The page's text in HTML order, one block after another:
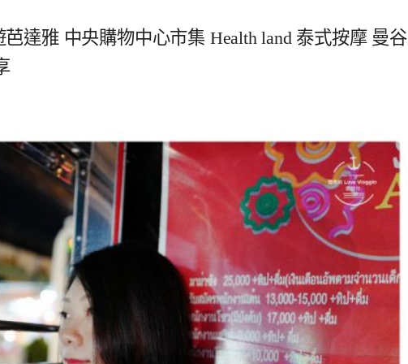
達雅 中央購物中心市集 Health land 泰式按摩 曼谷